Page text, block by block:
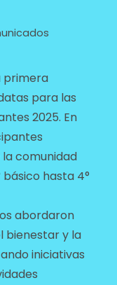
primera
para las
2025. En
comunidad
hasta 4°
abordaron
bienestar y la
iniciativas